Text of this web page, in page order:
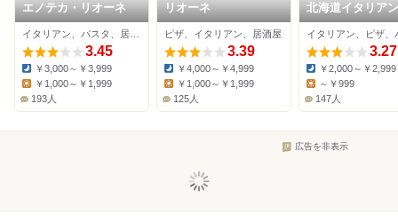
エノテカ・リオーネ
3.45
Dinner:
￥3,000～￥3,999
￥1,000～￥1,999
193人
リオーネ
ピザ、イタリアン、居酒屋
3.39
Dinner:
￥4,000～￥4,999
￥1,000～￥1,999
125人
北海道イタリア
アボッカ エミオ石神
井公園店
イタリアン、ピザ、
3.27
Dinner:
￥2,000～￥2,999
～￥999
147人
広告を非表示